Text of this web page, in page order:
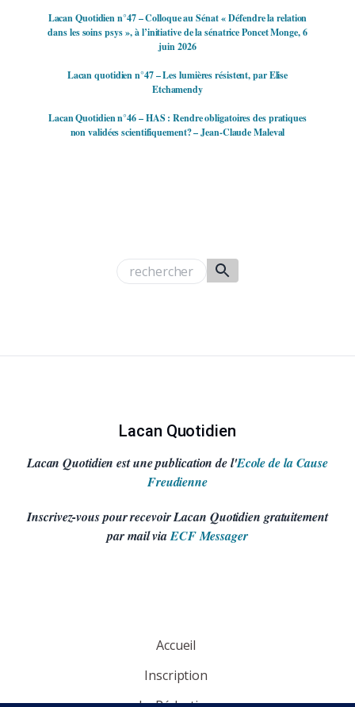
Lacan Quotidien n°47 – Colloque au Sénat « Défendre la relation
dans les soins psys », à l’initiative de la sénatrice Poncet Monge, 6
juin 2026
Lacan quotidien n°47 – Les lumières résistent, par Elise
Etchamendy
Lacan Quotidien n°46 – HAS : Rendre obligatoires des pratiques
non validées scientifiquement? – Jean-Claude Maleval
Lacan Quotidien
Lacan Quotidien est une publication de l'Ecole de la Cause
Freudienne
Inscrivez-vous pour recevoir Lacan Quotidien gratuitement
par mail viaECF Messager
Accueil
Inscription